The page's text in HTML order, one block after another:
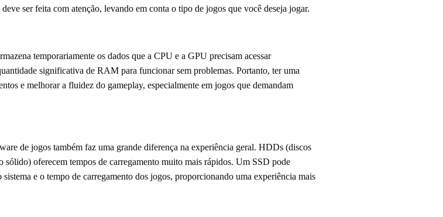
ser feita com atenção, levando em conta o tipo de jogos que você deseja jogar.
temporariamente os dados que a CPU e a GPU precisam acessar
significativa de RAM para funcionar sem problemas. Portanto, ter uma
e melhorar a fluidez do gameplay, especialmente em jogos que demandam
de jogos também faz uma grande diferença na experiência geral. HDDs (discos
sólido) oferecem tempos de carregamento muito mais rápidos. Um SSD pode
e o tempo de carregamento dos jogos, proporcionando uma experiência mais